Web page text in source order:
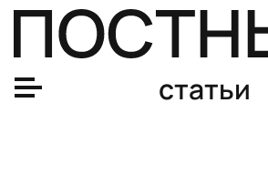
статьи